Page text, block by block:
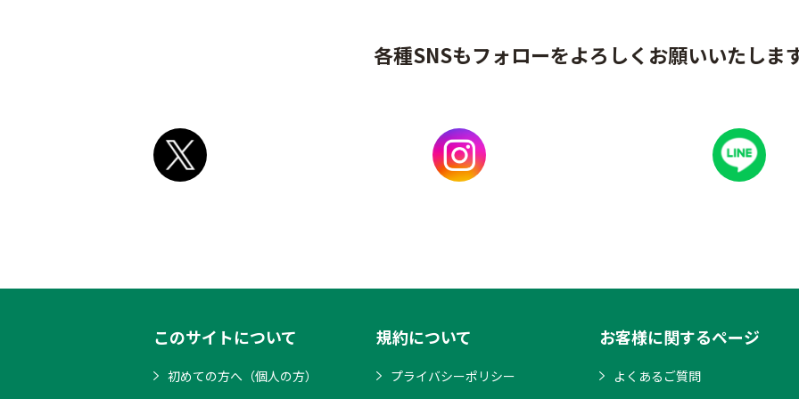
各種SNSもフォローをよろしくお願いいたしま
このサイトについて
初めての方へ（個人の方）
規約について
プライバシーポリシー
お客様に関するページ
よくあるご質問